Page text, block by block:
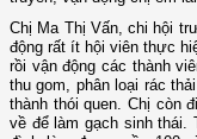
Chị Ma Thị Vấn, chi hội
động rất ít hội viên thực
rồi vận động các thành
thu gom, phân loại rác
thành thói quen. Chị còn
về để làm gạch sinh thái.